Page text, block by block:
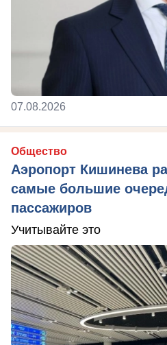
07.08.2026
Общество
Аэропорт Кишинева
самые большие
пассажиров
Учитывайте это